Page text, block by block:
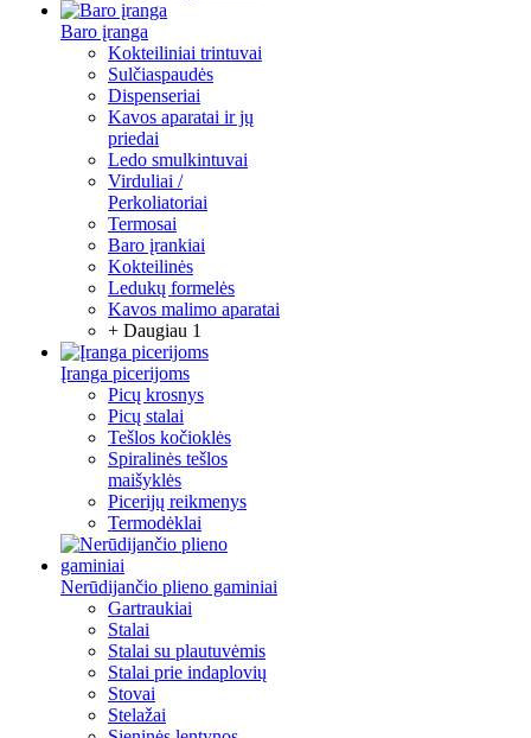
Baro įranga
Kokteiliniai trintuvai
Sulčiaspaudės
Dispenseriai
Kavos aparatai ir jų
priedai
Ledo smulkintuvai
Virduliai /
Perkoliatoriai
Termosai
Baro įrankiai
Kokteilinės
Ledukų formelės
Kavos malimo aparatai
+ Daugiau 1
Įranga picerijoms
Picų krosnys
Picų stalai
Tešlos kočioklės
Spiralinės tešlos
maišyklės
Picerijų reikmenys
Termodėklai
Nerūdijančio plieno gaminiai
Gartraukiai
Stalai
Stalai su plautuvėmis
Stalai prie indaplovių
Stovai
Stelažai